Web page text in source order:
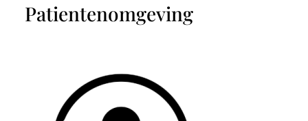
Patientenomgeving